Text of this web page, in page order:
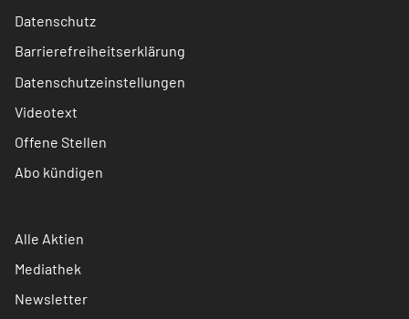
Datenschutz
Barrierefreiheitserklärung
Datenschutzeinstellungen
Videotext
Offene Stellen
Abo kündigen
Alle Aktien
Mediathek
Newsletter